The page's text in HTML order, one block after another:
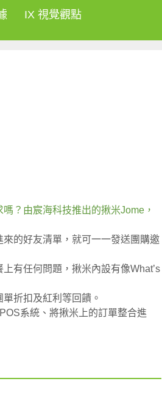
IX 視覺觀點
？由宸海科技推出的揪米Jome，
的好友清單，就可一一發送團購邀
有任何問題，揪米內設有像What’s
折扣及紅利等回饋。
系統、將揪米上的訂單整合進